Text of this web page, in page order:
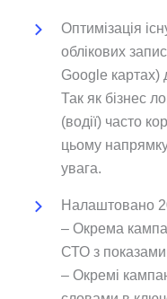
Оптимізація
облікових
Google картах)
Так як бізнес
(водії) часто
цьому
увага.
Налаштовано
– Окрема
СТО з показами
– Окремі